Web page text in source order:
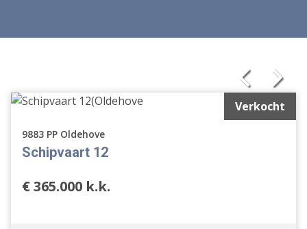
Verkocht
9883 PP Oldehove
Schipvaart 12
€ 365.000 k.k.